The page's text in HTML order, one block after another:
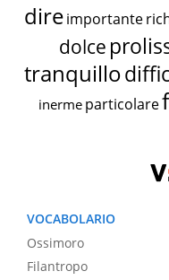
dire importante
dolce
tranquillo
inerme particolare
VOCABOLARIO
Ossimoro
Filantropo